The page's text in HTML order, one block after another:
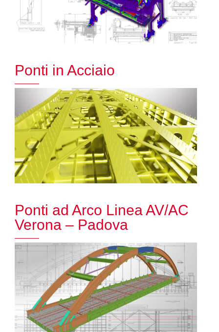
Ponti in Acciaio
Ponti ad Arco Linea AV/AC
Verona – Padova